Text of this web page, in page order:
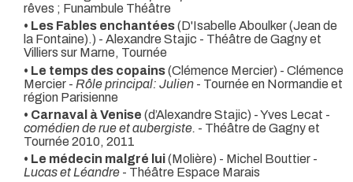
rêves ; Funambule Théâtre
• Les Fables enchantées(D'Isabelle Aboulker (Jean de
la Fontaine).) - Alexandre Stajic - Théâtre de Gagny et
Villiers sur Marne, Tournée
• Le temps des copains(Clémence Mercier) - Clémence
Mercier - Rôle principal: Julien - Tournée en Normandie et
région Parisienne
• Carnaval à Venise (d’Alexandre Stajic) - Yves Lecat -
comédien de rue et aubergiste. - Théâtre de Gagny et
Tournée 2010, 2011
• Le médecin malgré lui(Molière) - Michel Bouttier -
Lucas et Léandre - Théâtre Espace Marais